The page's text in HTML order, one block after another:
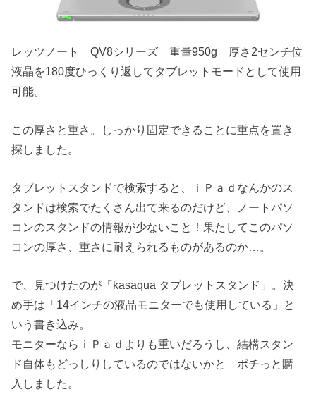
レッツノート QV8シリーズ 重量950g 厚さ2センチ位
液晶を180度ひっくり返してタブレットモードとして使用
可能。
この厚さと重さ。しっかり固定できることに重点を置き
探しました。
タブレットスタンドで検索すると、ｉＰａｄなんかのス
タンドは検索でたくさん出て来るのだけど、ノートパソ
コンのスタンドの情報が少ないこと！果たしてこのパソ
コンの厚さ、重さに耐えられるものがあるのか…。
で、見つけたのが「kasaqua タブレットスタンド」。決
め手は「14インチの液晶モニターでも使用している」と
いう書き込み。
モニターならｉＰａｄよりも重いだろうし、結構スタン
ド自体もどっしりしているのではないかと ポチっと購
入しました。